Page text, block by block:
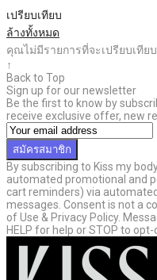
เปรียบเทียบ
ล้างทั้งหมด
คุณไม่มีรายการที่จะเปรียบเทียบ
↑
Back to Top
Sign up for our newsletter
Be the first to know by
receive exclusive offer, new
สมัครสมาชิก
By subscribing to Kiss my
automated promotional and
cart reminders) via
messages. Consent is not a
of Use & Privacy Policy.
HELP for help or STOP to opt-